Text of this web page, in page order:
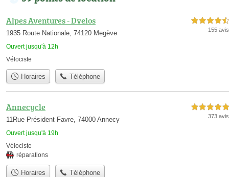
Alpes Aventures - Dvelos
1935 Route Nationale, 74120 Megève
Ouvert jusqu'à 12h
4,5 étoiles sur 5
155 avis
Vélociste
Horaires Téléphone
Annecycle
11Rue Président Favre, 74000 Annecy
Ouvert jusqu'à 19h
5,0 étoiles sur 5
373 avis
Vélociste
réparations
Horaires Téléphone